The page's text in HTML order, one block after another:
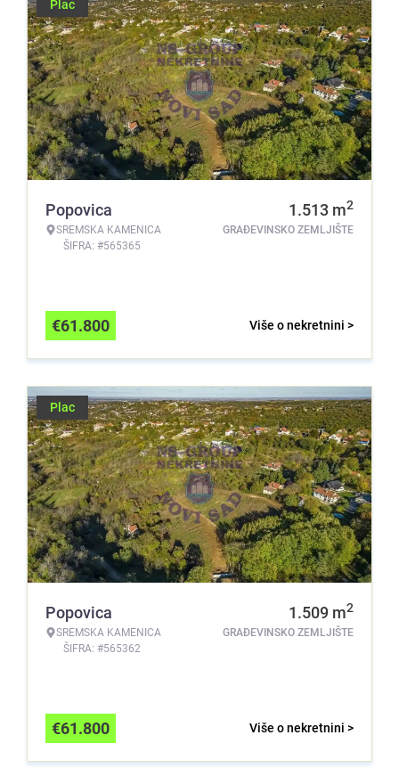
Plac
Popovica
SREMSKA KAMENICA
ŠIFRA: #565365
1.513 m2
GRAĐEVINSKO ZEMLJIŠTE
Više o nekretnini >
€61.800
Plac
Popovica
SREMSKA KAMENICA
ŠIFRA: #565362
1.509 m2
GRAĐEVINSKO ZEMLJIŠTE
Više o nekretnini >
€61.800